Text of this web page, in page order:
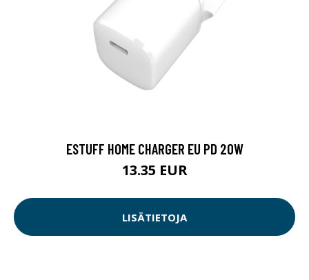
ESTUFF HOME CHARGER EU PD 20W
13.35 EUR
LISÄTIETOJA